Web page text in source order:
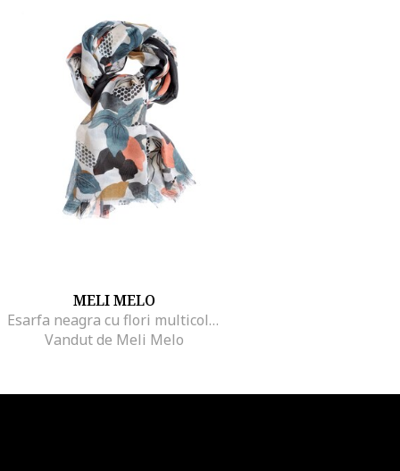
MELI MELO
Esarfa neagra cu flori multicolore si buline, 80 x 190
Vandut de Meli Melo